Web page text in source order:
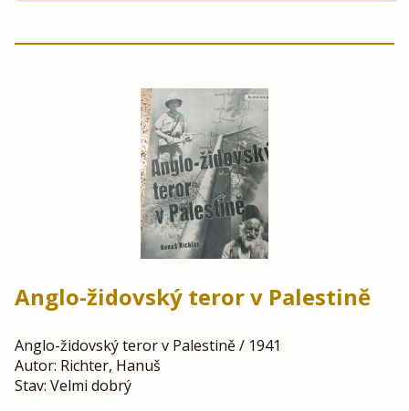
Anglo-židovský teror v Palestině
Anglo-židovský teror v Palestině / 1941
Autor: Richter, Hanuš
Stav: Velmi dobrý